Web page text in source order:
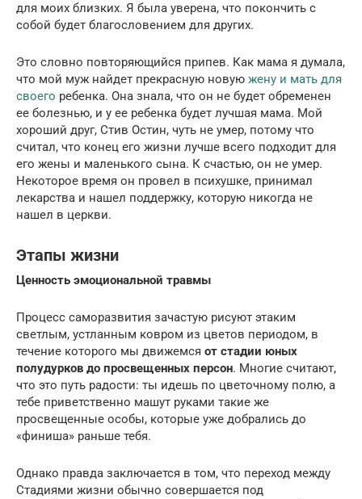
для моих близких. Я была уверена, что покончить с
собой будет благословением для других.
Это словно повторяющийся припев. Как мама я думала,
что мой муж найдет прекрасную новую жену и мать для
своего ребенка. Она знала, что он не будет обременен
ее болезнью, и у ее ребенка будет лучшая мама. Мой
хороший друг, Стив Остин, чуть не умер, потому что
считал, что конец его жизни лучше всего подходит для
его жены и маленького сына. К счастью, он не умер.
Некоторое время он провел в психушке, принимал
лекарства и нашел поддержку, которую никогда не
нашел в церкви.
Этапы жизни
Ценность эмоциональной травмы
Процесс саморазвития зачастую рисуют этаким
светлым, устланным ковром из цветов периодом, в
течение которого мы движемся от стадии юных
полудурков до просвещенных персон. Многие считают,
что это путь радости: ты идешь по цветочному полю, а
тебе приветственно машут руками такие же
просвещенные особы, которые уже добрались до
«финиша» раньше тебя.
Однако правда заключается в том, что переход между
Стадиями жизни обычно совершается под